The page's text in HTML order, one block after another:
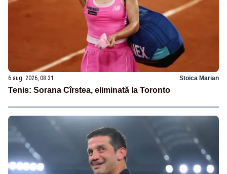
6 aug. 2026, 08:31 Stoica Marian
Tenis: Sorana Cîrstea, eliminată la Toronto